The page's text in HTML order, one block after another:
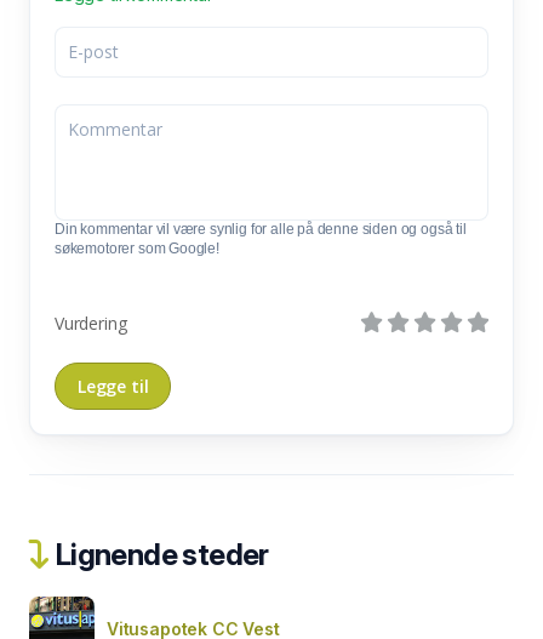
Din kommentar vil være synlig for alle på denne siden og også til
søkemotorer som Google!
Vurdering
Lignende steder
Vitusapotek CC Vest